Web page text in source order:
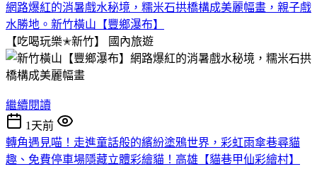
網路爆紅的消暑戲水秘境，糯米石拱橋構成美麗幅畫，親子戲
水勝地。新竹橫山【豐鄉瀑布】
【吃喝玩樂✭新竹】
國內旅遊
繼續閱讀
1天前
轉角遇見喵！走進童話般的繽紛塗鴉世界，彩虹雨傘巷尋貓
趣、免費停車場隱藏立體彩繪貓！高雄【貓巷甲仙彩繪村】